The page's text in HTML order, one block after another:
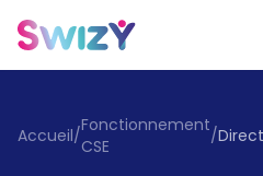
Accueil/Fonctionnement
CSE
/